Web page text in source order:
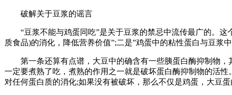
破解关于豆浆的谣言
“豆浆不能与鸡蛋同吃”是关于豆浆的禁忌中流传最广的。这
质食品)的消化，降低营养价值”;二是”鸡蛋中的粘性蛋白与豆浆
第一条还算有点谱，大豆中的确含有一些胰蛋白酶抑制物，
一定要煮熟了吃，煮熟的作用之一就是破坏蛋白酶抑制物的活
对任何蛋白质的消化;如果没有被破坏，那么不仅是鸡蛋，大豆